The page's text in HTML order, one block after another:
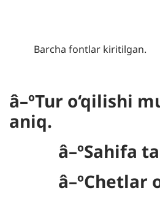
Barcha fontlar kiritilgan.
â–ºTur o‘qilishi
aniq.
â–ºSahifa
â–ºChetlar